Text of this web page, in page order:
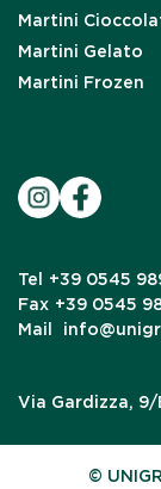
Martini
Martini Gelato
Martini Frozen
Tel
+39 0545
Fax +39 0545
Mail
Via Gardizza, 9/
©